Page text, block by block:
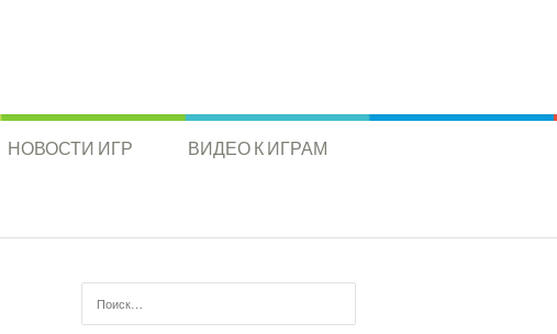
НОВОСТИ ИГР ВИДЕО К ИГРАМ